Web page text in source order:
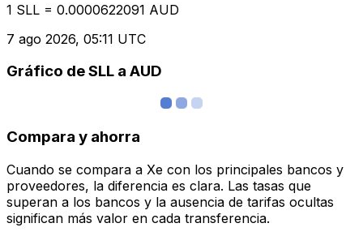
1 SLL = 0.0000622091 AUD
7 ago 2026, 05:11 UTC
Gráfico de SLL a AUD
Compara y ahorra
Cuando se compara a Xe con los principales bancos y
proveedores, la diferencia es clara. Las tasas que
superan a los bancos y la ausencia de tarifas ocultas
significan más valor en cada transferencia.